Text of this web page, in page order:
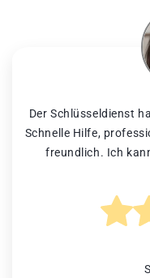
Der Schlüsseldienst
Schnelle Hilfe,
freundlich. Ich